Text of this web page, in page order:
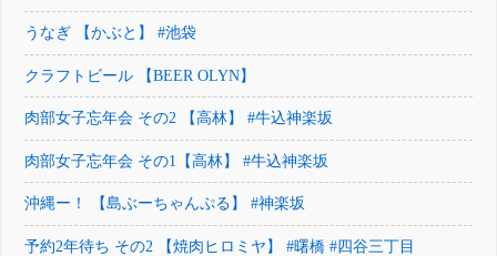
うなぎ 【かぶと】 #池袋
クラフトビール 【BEER OLYN】
肉部女子忘年会 その2 【高林】 #牛込神楽坂
肉部女子忘年会 その1【高林】 #牛込神楽坂
沖縄ー！ 【島ぶーちゃんぷる】 #神楽坂
予約2年待ち その2 【焼肉ヒロミヤ】 #曙橋 #四谷三丁目